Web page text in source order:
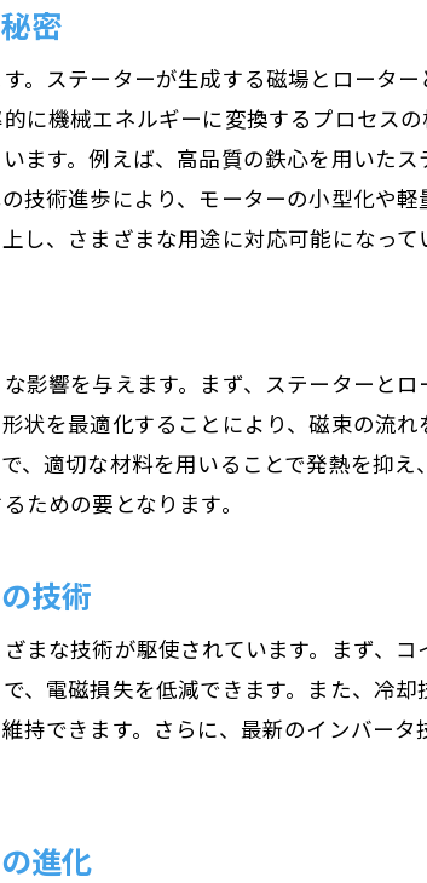
磁界の生成とその効果
エネルギー損失を最小化する技術
最新技術による変換効率の向上
環境に配慮した設計と技術
未来のエネルギー変換技術
自動車産業におけるモーターの
家電製品における効率性向上
持続可能なエネルギー利用への
産業界における技術開発の先端
モーター内部構造の驚くべき効率性を
内部構造が効率に与える影響
設計の工夫で得られる効率性
先進材料による性能向上
密
。ステーターが生成する磁場とロータ
に機械エネルギーに変換するプロセス
ます。例えば、高品質の鉄心を用いた
技術進歩により、モーターの小型化や
し、さまざまな用途に対応可能になって
影響を与えます。まず、ステーターと
状を最適化することにより、磁束の流
、適切な材料を用いることで発熱を抑
ための要となります。
技術
まな技術が駆使されています。まず、
、電磁損失を低減できます。また、冷
持できます。さらに、最新のインバー
進化